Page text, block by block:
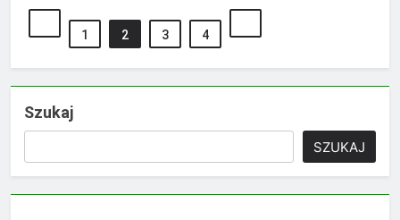
1 2 3 4
Szukaj
SZUKAJ